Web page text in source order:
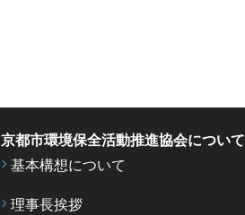
京都市環境保全活動推進協会について
基本構想について
理事長挨拶